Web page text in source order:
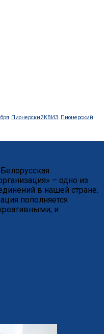
ПионерскийКВИЗ Пионерский
– одно из
в нашей стране.
пополняется
и